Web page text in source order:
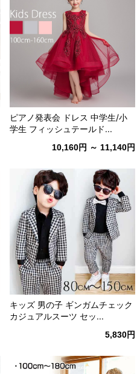
ピアノ発表会 ドレス 中学生/小
学生 フィッシュテールド...
10,160円 ～ 11,140円
キッズ 男の子 ギンガムチェック
カジュアルスーツ セッ...
5,830円